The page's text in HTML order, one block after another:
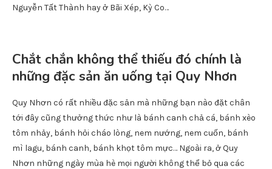
Nguyễn Tất Thành hay ở Bãi Xép, Kỳ Co…
Chắt chắn không thể thiếu đó chính là
những đặc sản ăn uống tại Quy Nhơn
Quy Nhơn có rất nhiều đặc sản mà những bạn nào đặt chân
tới đây cũng thưởng thức như là bánh canh chả cá, bánh xèo
tôm nhảy, bánh hỏi cháo lòng, nem nướng, nem cuốn, bánh
mì lagu, bánh canh, bánh khọt tôm mực… Ngoài ra, ở Quy
Nhơn những ngày mùa hè mọi người không thể bỏ qua các